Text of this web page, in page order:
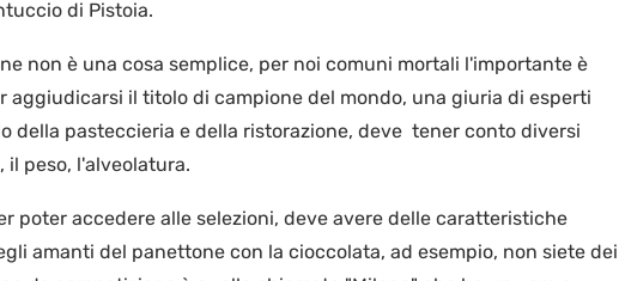
di Pistoia.
non è una cosa semplice, per noi comuni mortali l'importante è
aggiudicarsi il titolo di campione del mondo, una giuria di esperti
della pasteccieria e della ristorazione, deve tener conto diversi
il peso, l'alveolatura.
poter accedere alle selezioni, deve avere delle caratteristiche
amanti del panettone con la cioccolata, ad esempio, non siete dei